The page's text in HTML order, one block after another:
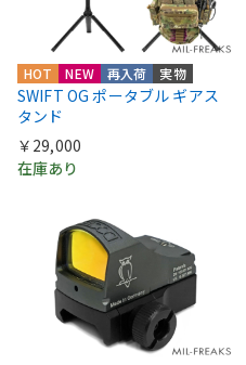
HOT NEW 再入荷 実物
SWIFT OG ポータブル ギアス
タンド
￥29,000
在庫あり